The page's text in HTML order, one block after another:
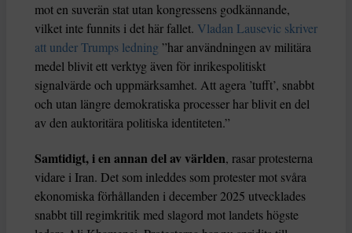
mot en suverän stat utan kongressens godkännande,
vilket inte funnits i det här fallet. Vladan Lausevic skriver
att under Trumps ledning ”har användningen av militära
medel blivit ett verktyg även för inrikespolitiskt
signalvärde och uppmärksamhet. Att agera ’tufft’, snabbt
och utan längre demokratiska processer har blivit en del
av den auktoritära politiska identiteten.”
Samtidigt, i en annan del av världen, rasar protesterna
vidare i Iran. Det som inleddes som protester mot svåra
ekonomiska förhållanden i december 2025 utvecklades
snabbt till regimkritik med slagord mot landets högste